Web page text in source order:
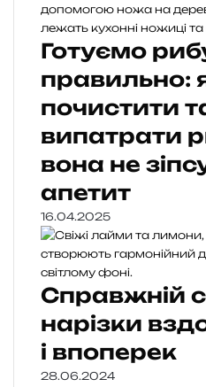
Готуємо
правильно:
почистити
випатрати
вона не
апетит
16.04.2025
Справжній
нарізки
і впоперек
28.06.2024